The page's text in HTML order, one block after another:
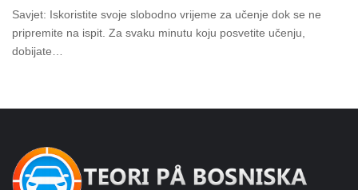
Savjet: Iskoristite svoje slobodno vrijeme za učenje dok se ne
pripremite na ispit. Za svaku minutu koju posvetite učenju,
dobijate…